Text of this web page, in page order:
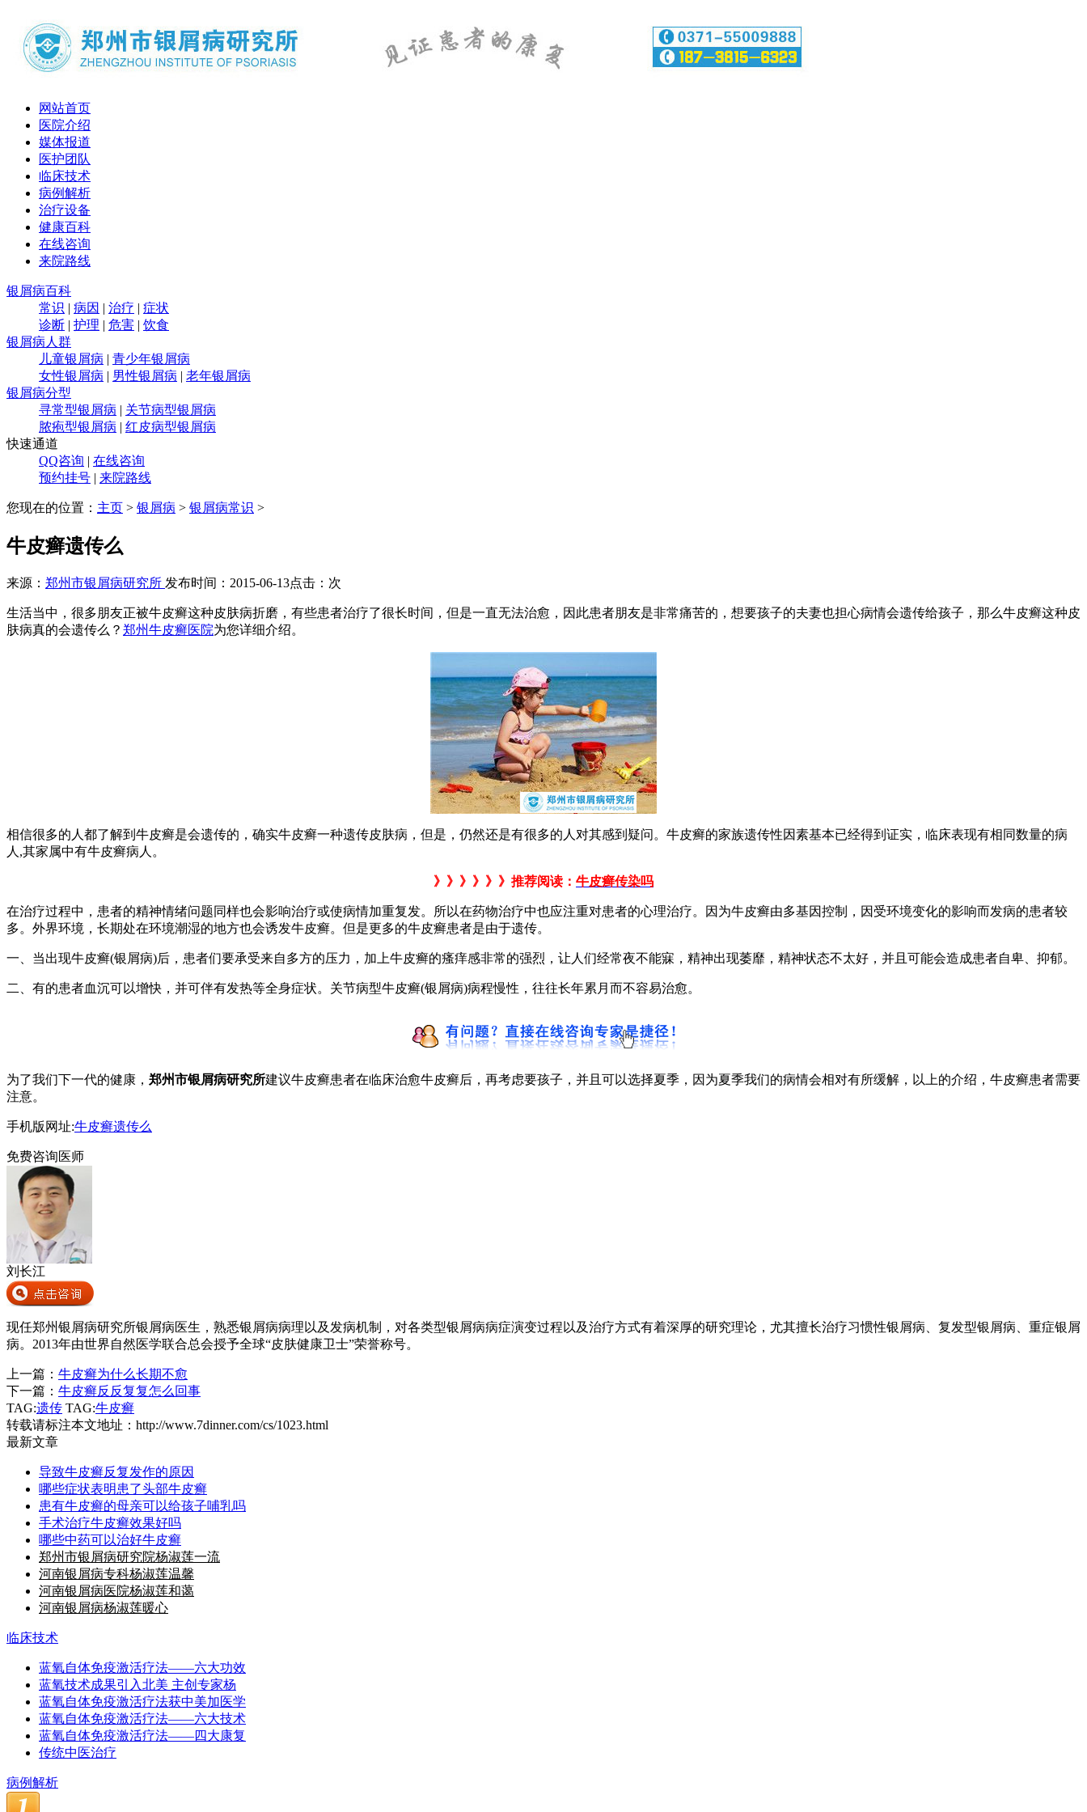
网站首页
医院介绍
媒体报道
医护团队
临床技术
病例解析
治疗设备
健康百科
在线咨询
来院路线
银屑病百科
常识 | 病因 | 治疗 | 症状
诊断 | 护理 | 危害 | 饮食
银屑病人群
儿童银屑病 | 青少年银屑病
女性银屑病 | 男性银屑病 | 老年银屑病
银屑病分型
寻常型银屑病 | 关节病型银屑病
脓疱型银屑病 | 红皮病型银屑病
快速通道
QQ咨询 | 在线咨询
预约挂号 | 来院路线
您现在的位置： 主页 > 银屑病 > 银屑病常识 >
牛皮癣遗传么
来源： 郑州市银屑病研究所 发布时间：2015-06-13点击： 次
生活当中，很多朋友正被牛皮癣这种皮肤病折磨，有些患者治疗了很长时间，但是一直无法治愈，因此患者朋友是非常痛苦的，想要孩子的夫妻也担心病情会遗传给孩子，那么牛皮癣这种皮
肤病真的会遗传么？ 郑州牛皮癣医院为您详细介绍。
相信很多的人都了解到牛皮癣是会遗传的，确实牛皮癣一种遗传皮肤病，但是，仍然还是有很多的人对其感到疑问。牛皮癣的家族遗传性因素基本已经得到证实，临床表现有相同数量的病
人,其家属中有牛皮癣病人。
》》》》》》推荐阅读： 牛皮癣传染吗
在治疗过程中，患者的精神情绪问题同样也会影响治疗或使病情加重复发。所以在药物治疗中也应注重对患者的心理治疗。因为牛皮癣由多基因控制，因受环境变化的影响而发病的患者较
多。外界环境，长期处在环境潮湿的地方也会诱发牛皮癣。但是更多的牛皮癣患者是由于遗传。
一、当出现牛皮癣(银屑病)后，患者们要承受来自多方的压力，加上牛皮癣的瘙痒感非常的强烈，让人们经常夜不能寐，精神出现萎靡，精神状态不太好，并且可能会造成患者自卑、抑郁。
二、有的患者血沉可以增快，并可伴有发热等全身症状。关节病型牛皮癣(银屑病)病程慢性，往往长年累月而不容易治愈。
为了我们下一代的健康， 郑州市银屑病研究所建议牛皮癣患者在临床治愈牛皮癣后，再考虑要孩子，并且可以选择夏季，因为夏季我们的病情会相对有所缓解，以上的介绍，牛皮癣患者需要
注意。
手机版网址:牛皮癣遗传么
免费咨询医师
刘长江
现任郑州银屑病研究所银屑病医生，熟悉银屑病病理以及发病机制，对各类型银屑病病症演变过程以及治疗方式有着深厚的研究理论，尤其擅长治疗习惯性银屑病、复发型银屑病、重症银屑
病。2013年由世界自然医学联合总会授予全球“皮肤健康卫士”荣誉称号。
上一篇： 牛皮癣为什么长期不愈
下一篇： 牛皮癣反反复复怎么回事
TAG:遗传 TAG:牛皮癣
转载请标注本文地址： http://www.7dinner.com/cs/1023.html
最新文章
导致牛皮癣反复发作的原因
哪些症状表明患了头部牛皮癣
患有牛皮癣的母亲可以给孩子哺乳吗
手术治疗牛皮癣效果好吗
哪些中药可以治好牛皮癣
郑州市银屑病研究院杨淑莲一流
河南银屑病专科杨淑莲温馨
河南银屑病医院杨淑莲和蔼
河南银屑病杨淑莲暖心
临床技术
蓝氧自体免疫激活疗法——六大功效
蓝氧技术成果引入北美 主创专家杨
蓝氧自体免疫激活疗法获中美加医学
蓝氧自体免疫激活疗法——六大技术
蓝氧自体免疫激活疗法——四大康复
传统中医治疗
病例解析